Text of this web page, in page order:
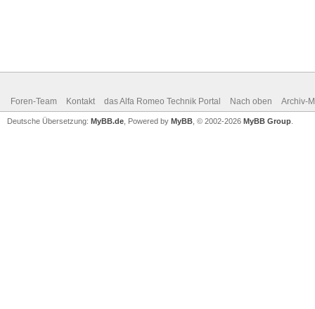
Foren-Team Kontakt das Alfa Romeo Technik Portal Nach oben Archiv-
Deutsche Übersetzung: MyBB.de , Powered by MyBB , © 2002-2026 MyBB Group